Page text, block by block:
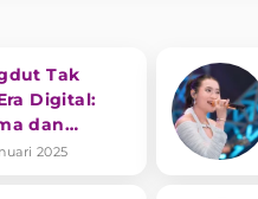
Tak
Digital:
dan
Genre
2025